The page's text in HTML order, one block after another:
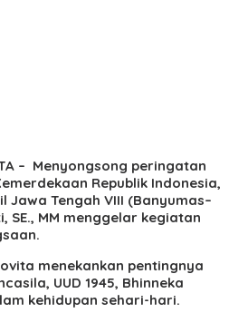
– Menyongsong peringatan
Republik Indonesia,
Jawa Tengah VIII (Banyumas–
SE., MM menggelar kegiatan
menekankan pentingnya
UUD 1945, Bhinneka
kehidupan sehari-hari.